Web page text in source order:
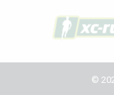
©